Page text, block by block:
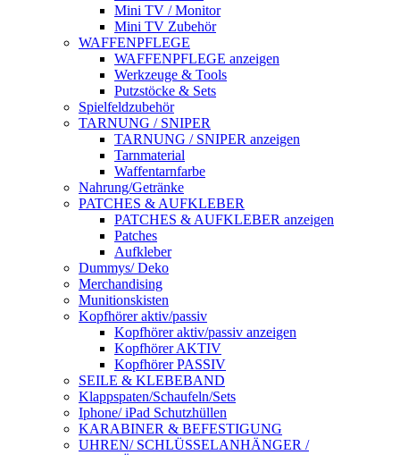
Mini TV / Monitor
Mini TV Zubehör
WAFFENPFLEGE
WAFFENPFLEGE anzeigen
Werkzeuge & Tools
Putzstöcke & Sets
Spielfeldzubehör
TARNUNG / SNIPER
TARNUNG / SNIPER anzeigen
Tarnmaterial
Waffentarnfarbe
Nahrung/Getränke
PATCHES & AUFKLEBER
PATCHES & AUFKLEBER anzeigen
Patches
Aufkleber
Dummys/ Deko
Merchandising
Munitionskisten
Kopfhörer aktiv/passiv
Kopfhörer aktiv/passiv anzeigen
Kopfhörer AKTIV
Kopfhörer PASSIV
SEILE & KLEBEBAND
Klappspaten/Schaufeln/Sets
Iphone/ iPad Schutzhüllen
KARABINER & BEFESTIGUNG
UHREN/ SCHLÜSSELANHÄNGER /